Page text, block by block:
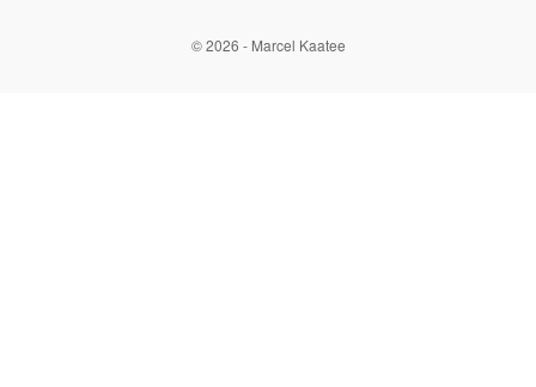
© 2026 - Marcel Kaatee